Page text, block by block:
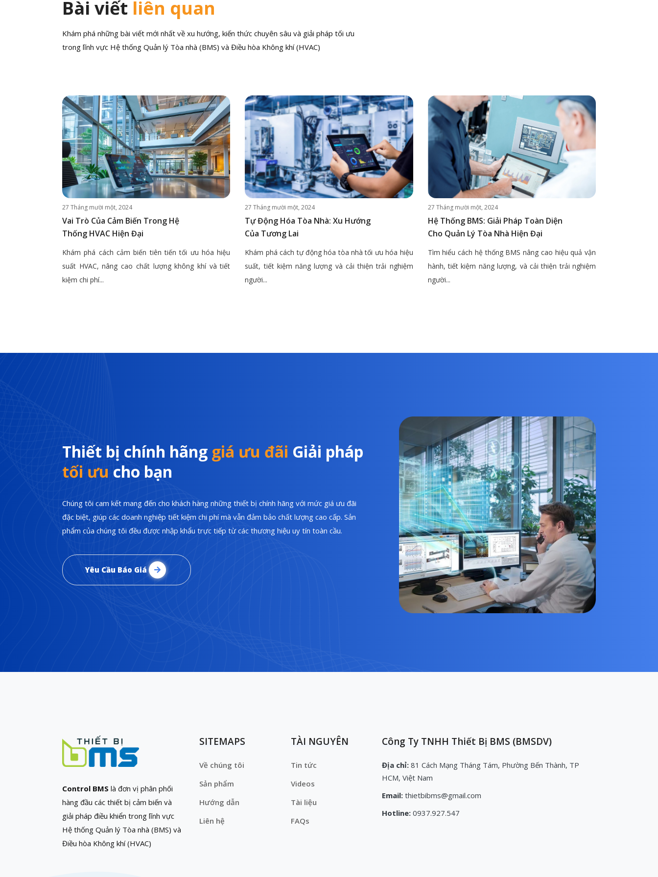
Bài viết liên quan
Khám phá những bài viết mới nhất về xu hướng, kiến thức chuyên sâu và giải pháp tối ưu
trong lĩnh vực Hệ thống Quản lý Tòa nhà (BMS) và Điều hòa Không khí (HVAC)
27 Tháng mười một, 2024
Vai Trò Của Cảm Biến Trong Hệ
Thống HVAC Hiện Đại
Khám phá cách cảm biến tiên tiến tối ưu hóa hiệu
suất HVAC, nâng cao chất lượng không khí và tiết
kiệm chi phí...
27 Tháng mười một, 2024
Tự Động Hóa Tòa Nhà: Xu Hướng
Của Tương Lai
Khám phá cách tự động hóa tòa nhà tối ưu hóa hiệu
suất, tiết kiệm năng lượng và cải thiện trải nghiệm
người...
27 Tháng mười một, 2024
Hệ Thống BMS: Giải Pháp Toàn Diện
Cho Quản Lý Tòa Nhà Hiện Đại
Tìm hiểu cách hệ thống BMS nâng cao hiệu quả vận
hành, tiết kiệm năng lượng, và cải thiện trải nghiệm
người...
Thiết bị chính hãng giá ưu đãi Giải pháp
tối ưu cho bạn
Chúng tôi cam kết mang đến cho khách hàng những thiết bị chính hãng với mức giá ưu đãi
đặc biệt, giúp các doanh nghiệp tiết kiệm chi phí mà vẫn đảm bảo chất lượng cao cấp. Sản
phẩm của chúng tôi đều được nhập khẩu trực tiếp từ các thương hiệu uy tín toàn cầu.
Yêu Cầu Báo Giá
Control BMS là đơn vị phân phối
hàng đầu các thiết bị cảm biến và
giải pháp điều khiển trong lĩnh vực
Hệ thống Quản lý Tòa nhà (BMS) và
Điều hòa Không khí (HVAC)
SITEMAPS
Về chúng tôi
Sản phẩm
Hướng dẫn
Liên hệ
TÀI NGUYÊN
Tin tức
Videos
Tài liệu
FAQs
Công Ty TNHH Thiết Bị BMS (BMSDV)
Địa chỉ: 81 Cách Mạng Tháng Tám, Phường Bến Thành, TP
HCM, Việt Nam
Email: thietbibms@gmail.com
Hotline: 0937.927.547